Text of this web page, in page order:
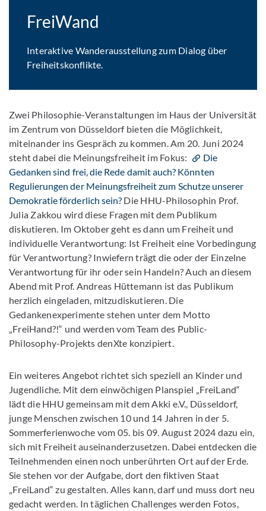
FreiWand
Interaktive Wanderausstellung zum Dialog über
Freiheitskonflikte.
Zwei Philosophie-Veranstaltungen im Haus der Universität
im Zentrum von Düsseldorf bieten die Möglichkeit,
miteinander ins Gespräch zu kommen. Am 20. Juni 2024
steht dabei die Meinungsfreiheit im Fokus:
Die
Gedanken sind frei, die Rede damit auch? Könnten
Regulierungen der Meinungsfreiheit zum Schutze unserer
Demokratie förderlich sein?Die HHU-Philosophin Prof.
Julia Zakkou wird diese Fragen mit dem Publikum
diskutieren. Im Oktober geht es dann um Freiheit und
individuelle Verantwortung: Ist Freiheit eine Vorbedingung
für Verantwortung? Inwiefern trägt die oder der Einzelne
Verantwortung für ihr oder sein Handeln? Auch an diesem
Abend mit Prof. Andreas Hüttemann ist das Publikum
herzlich eingeladen, mitzudiskutieren. Die
Gedankenexperimente stehen unter dem Motto
„FreiHand?!“ und werden vom Team des Public-
Philosophy-Projekts denXte konzipiert.
Ein weiteres Angebot richtet sich speziell an Kinder und
Jugendliche. Mit dem einwöchigen Planspiel „FreiLand“
lädt die HHU gemeinsam mit dem Akki e.V., Düsseldorf,
junge Menschen zwischen 10 und 14 Jahren in der 5.
Sommerferienwoche vom 05. bis 09. August 2024 dazu ein,
sich mit Freiheit auseinanderzusetzen. Dabei entdecken die
Teilnehmenden einen noch unberührten Ort auf der Erde.
Sie stehen vor der Aufgabe, dort den fiktiven Staat
„FreiLand“ zu gestalten. Alles kann, darf und muss dort neu
gedacht werden. In täglichen Challenges werden Fotos,